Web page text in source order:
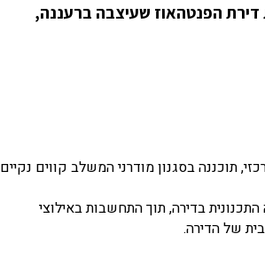
הפנטהאוז שעיצבה ברעננה,
תוכננה בסגנון מודרני המשלב קווים נקיים
בדירה, תוך התחשבות באילוצי
של הדירה.